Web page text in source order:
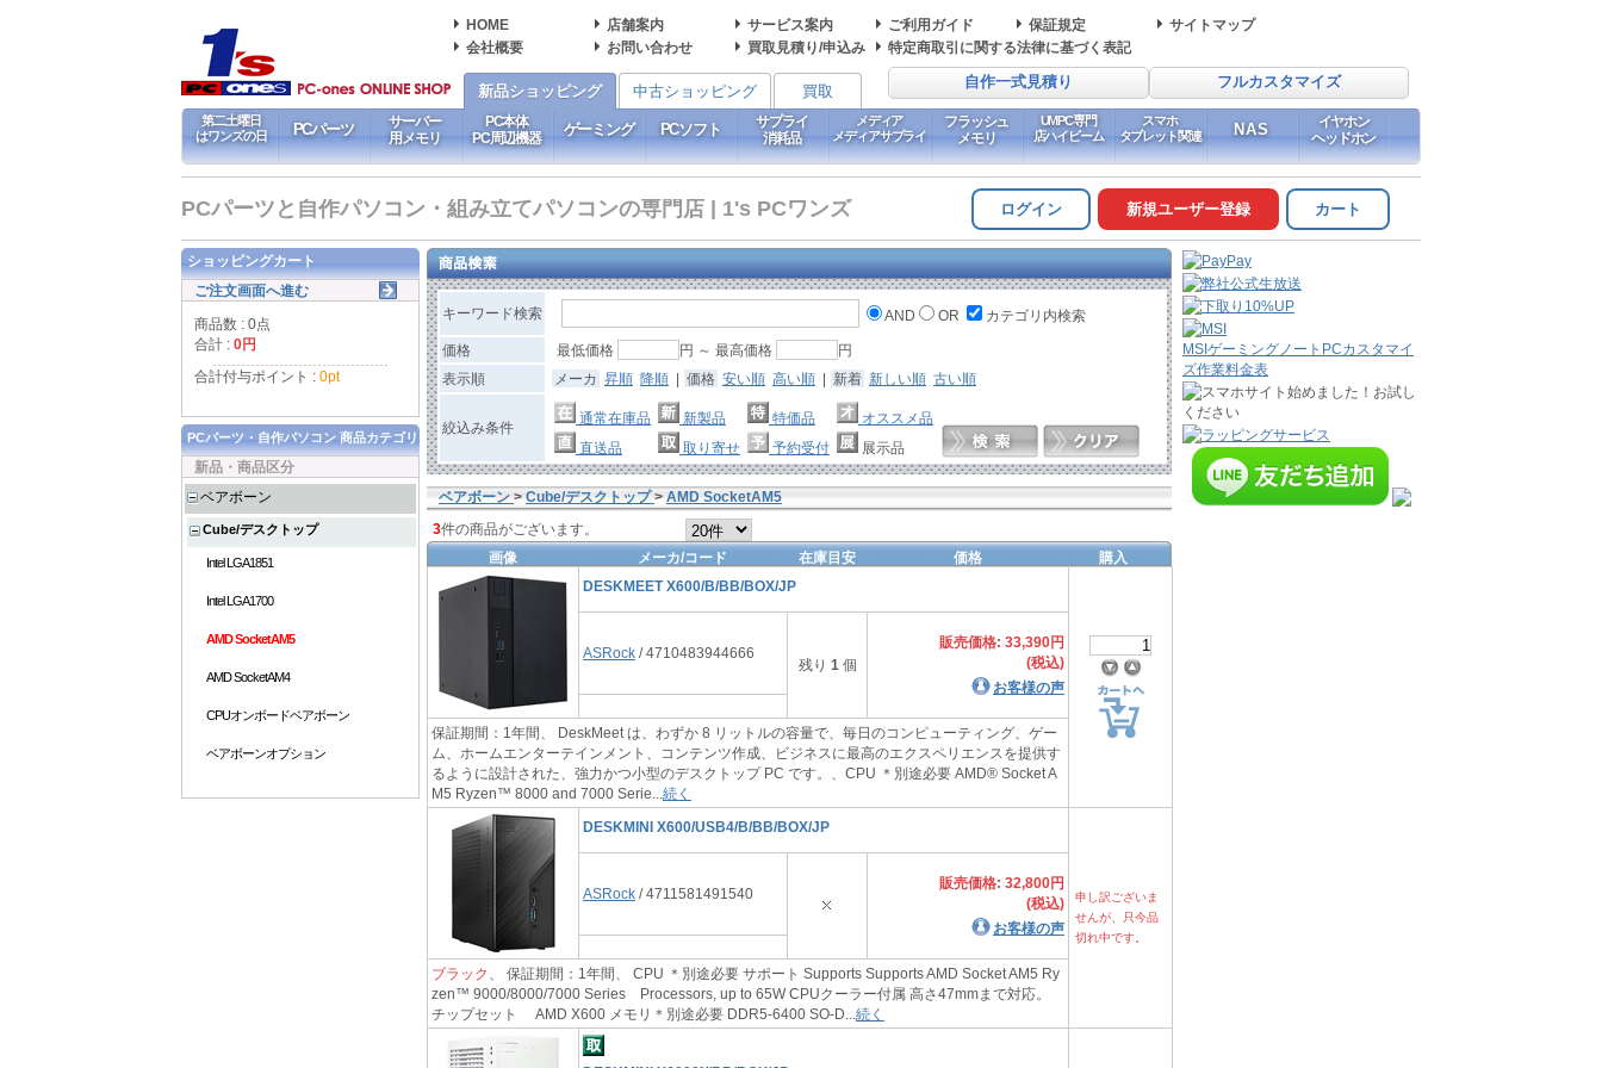
HOME 店舗案内 サービス案内 ご利用ガイド 保証規定
サイトマップ
会社概要
お問い合わせ 買取見積り/申込み 特定商取引に関する法律に基づく表記
自作一式見積り フルカスタマイズ
新品ショッピング 中古ショッピング 買取
第二土曜日
はワンズの日
PCパーツ
サーバー
用メモリ
PC本体
PC周辺機器
ゲーミング PCソフト
サプライ
消耗品
メディア
メディアサプライ
フラッシュ
メモリ
UMPC専門
店ハイビーム
スマホ
タブレット関連
NAS
イヤホン
ヘッドホン
PCパーツと自作パソコン・組み立てパソコンの専門店 | 1's PCワンズ ログイン 新規ユーザー登録 カート
キーワード検索 AND OR カテゴリ内検索
価格 最低価格 円 ～ 最高価格
円
表示順
メーカ 昇順 降順 | 価格 安い順 高い順 | 新着 新しい順 古い順
絞込み条件
通常在庫品 新製品 特価品
オススメ品
直送品
取り寄せ 予約受付 展示品
ベアボーン > Cube/デスクトップ > AMD SocketAM5
3件の商品がございます。
画像
メーカ/コード 在庫目安 価格
購入
DESKMEET X600/B/BB/BOX/JP
ASRock / 4710483944666
残り 1 個
販売価格: 33,390円
(税込)
お客様の声
保証期間：1年間、 DeskMeet は、わずか 8 リットルの容量で、毎日のコンピューティング、ゲー
ム、ホームエンターテインメント、コンテンツ作成、ビジネスに最高のエクスペリエンスを提供す
るように設計された、強力かつ小型のデスクトップ PC です。、CPU ＊別途必要 AMD® Socket A
M5 Ryzen™ 8000 and 7000 Serie... 続く
申し訳ございま
せんが、只今品
切れ中です。
DESKMINI X600/USB4/B/BB/BOX/JP
ASRock / 4711581491540
販売価格: 32,800円
(税込)
お客様の声
ブラック
、 保証期間：1年間、 CPU ＊別途必要 サポート Supports Supports AMD Socket AM5 Ry
zen™ 9000/8000/7000 Series Processors, up to 65W CPUクーラー付属 高さ47mmまで対応。
チップセット AMD X600 メモリ＊別途必要 DDR5-6400 SO-D... 続く
ショッピングカート
ご注文画面へ進む
商品数 : 0点
合計 : 0円
合計付与ポイント : 0pt
PCパーツ・自作パソコン 商品カテゴリ
新品・商品区分
ベアボーン
Cube/デスクトップ
Intel LGA1851
Intel LGA1700
AMD SocketAM5
AMD SocketAM4
CPUオンボードベアボーン
ベアボーンオプション
MSIゲーミングノートPCカスタマイ
ズ作業料金表